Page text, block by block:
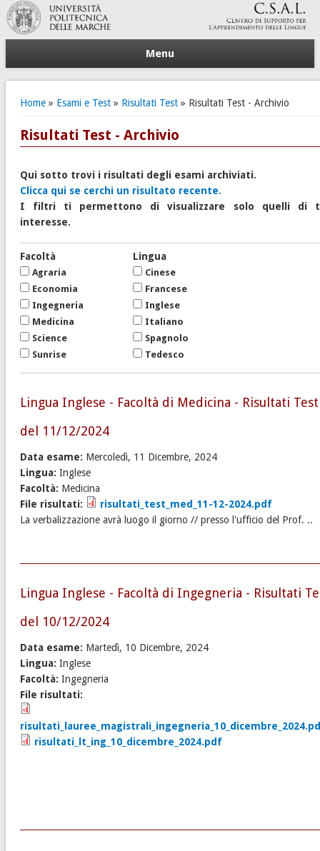
Menu
Tu sei qui
Home» Esami e Test» Risultati Test» Risultati Test - Archivio
Risultati Test - Archivio
Qui sotto trovi i risultati degli esami archiviati.
Clicca qui se cerchi un risultato recente.
I filtri ti permettono di visualizzare solo quelli di
interesse.
Facoltà
Agraria
Economia
Ingegneria
Medicina
Science
Sunrise
Lingua
Cinese
Francese
Inglese
Italiano
Spagnolo
Tedesco
Lingua Inglese - Facoltà di Medicina - Risultati Test
del 11/12/2024
Data esame: Mercoledì, 11 Dicembre, 2024
Lingua: Inglese
Facoltà: Medicina
File risultati:
risultati_test_med_11-12-2024.pdf
La verbalizzazione avrà luogo il giorno // presso l'ufficio del Prof. ..
Lingua Inglese - Facoltà di Ingegneria - Risultati
del 10/12/2024
Data esame: Martedì, 10 Dicembre, 2024
Lingua: Inglese
Facoltà: Ingegneria
File risultati:
risultati_lt_ing_10_dicembre_2024.pdf